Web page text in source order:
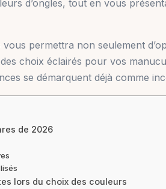
d’ongles, tout en vous
permettra non seulement
choix éclairés pour vos
se démarquent déjà comme
de 2026
lors du choix des couleurs